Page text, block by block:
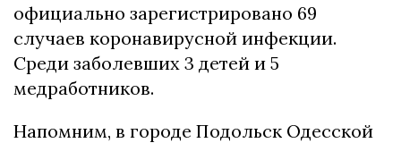
официально зарегистрировано 69
случаев коронавирусной инфекции.
Среди заболевших 3 детей и 5
медработников.
Напомним, в городе Подольск Одесской